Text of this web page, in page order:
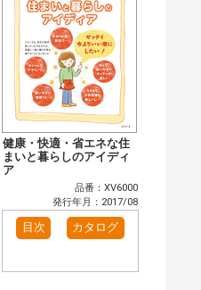
リフォームおすすめ（2）
補助金・優遇制度を知る（1）
玄関ドア・引戸（7）
エクステリア（3）
キッチン（2）
洗面化粧室（6）
小型電気温水器（1）
太陽光発電・屋根・外壁（1）
健康・快適・省エネな住
まいと暮らしのアイディ
ア
品番：XV6000
発行年月：2017/08
目次 カタログ